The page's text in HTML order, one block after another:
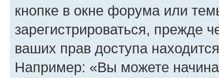
кнопке в окне форума или
зарегистрироваться, прежде
ваших прав доступа
Например: «Вы можете